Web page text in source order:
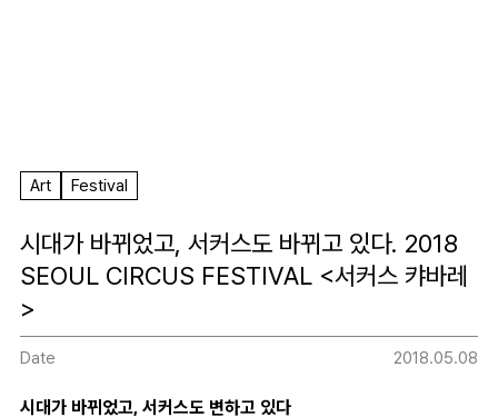
Art Festival
시대가 바뀌었고, 서커스도 바뀌고 있다. 2018
SEOUL CIRCUS FESTIVAL <서커스 캬바레
>
Date 2018.05.08
시대가 바뀌었고, 서커스도 변하고 있다